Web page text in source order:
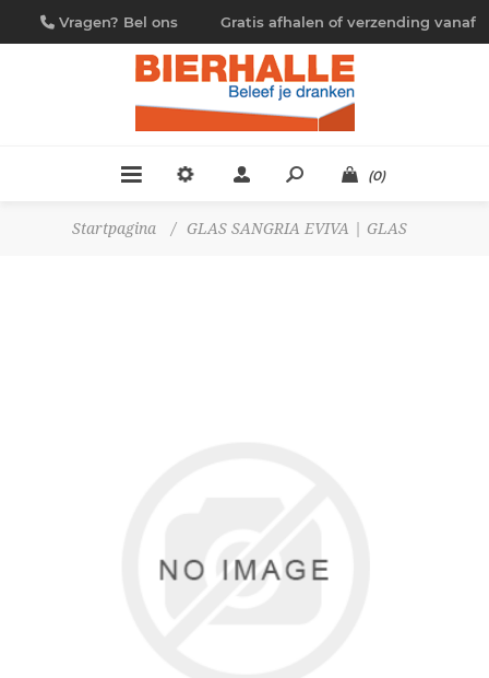
Vragen? Bel ons
09/230.88.44
Gratis afhalen of verzending vanaf
€ 4,95
(0)
Startpagina / GLAS SANGRIA EVIVA | GLAS